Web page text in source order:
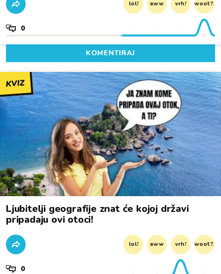
lol! aww vrh! woot?!
0
KOMENTIRAJ
KVIZ
Ljubitelji geografije znat će kojoj državi
pripadaju ovi otoci!
lol! aww vrh! woot?!
0